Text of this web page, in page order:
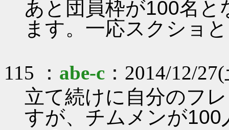
あと団員枠が100名
ます。一応スクショ
115 ： abe-c ：2014/12/
立て続けに自分のフ
すが、チムメンが